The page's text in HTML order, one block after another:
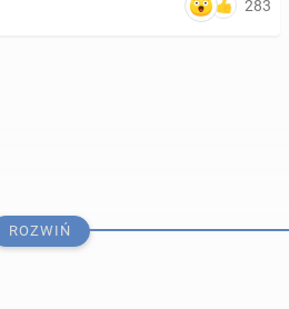
283
ROZWIŃ